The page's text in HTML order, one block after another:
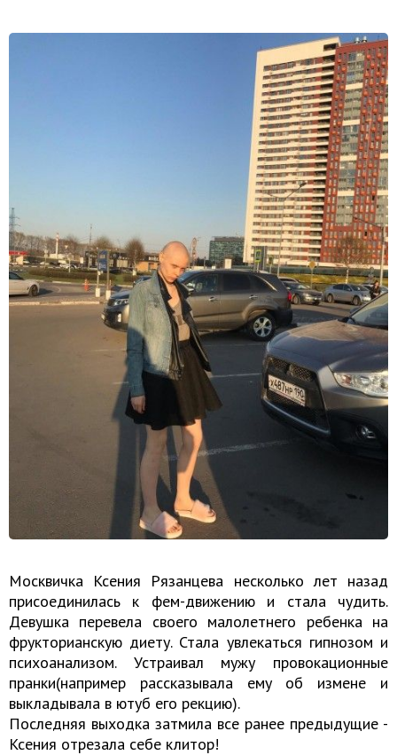
Москвичка Ксения Рязанцева несколько лет назад
присоединилась к фем-движению и стала чудить.
Девушка перевела своего малолетнего ребенка на
фрукторианскую диету. Стала увлекаться гипнозом и
психоанализом. Устраивал мужу провокационные
пранки(например рассказывала ему об измене и
выкладывала в ютуб его рекцию).
Последняя выходка затмила все ранее предыдущие -
Ксения отрезала себе клитор!